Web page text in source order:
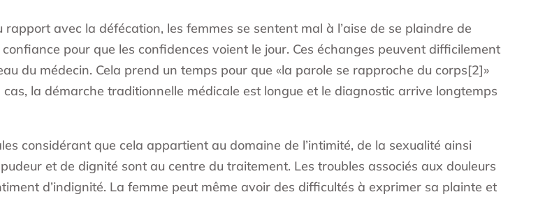
avec la défécation, les femmes se sentent mal à l’aise de se plaindre de
pour que les confidences voient le jour. Ces échanges peuvent difficilement
du médecin. Cela prend un temps pour que «la parole se rapproche du corps[2]»
la démarche traditionnelle médicale est longue et le diagnostic arrive longtemps
considérant que cela appartient au domaine de l’intimité, de la sexualité ainsi
et de dignité sont au centre du traitement. Les troubles associés aux douleurs
d’indignité. La femme peut même avoir des difficultés à exprimer sa plainte et